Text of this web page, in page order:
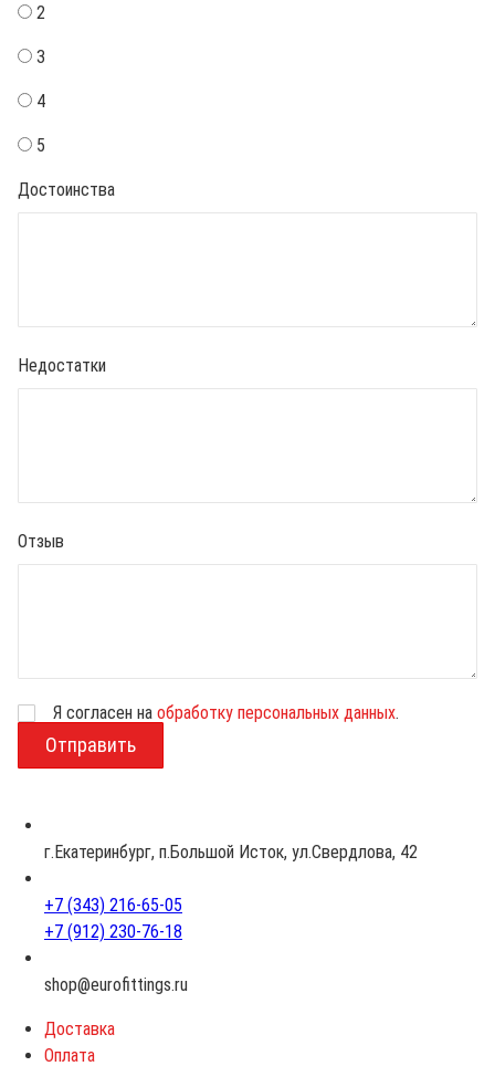
2
3
4
5
Достоинства
Недостатки
Отзыв
з
Я согласен на обработку персональных данных.
г.Екатеринбург, п.Большой Исток, ул.Свердлова, 42
+7 (343) 216-65-05
+7 (912) 230-76-18
shop@eurofittings.ru
Доставка
Оплата